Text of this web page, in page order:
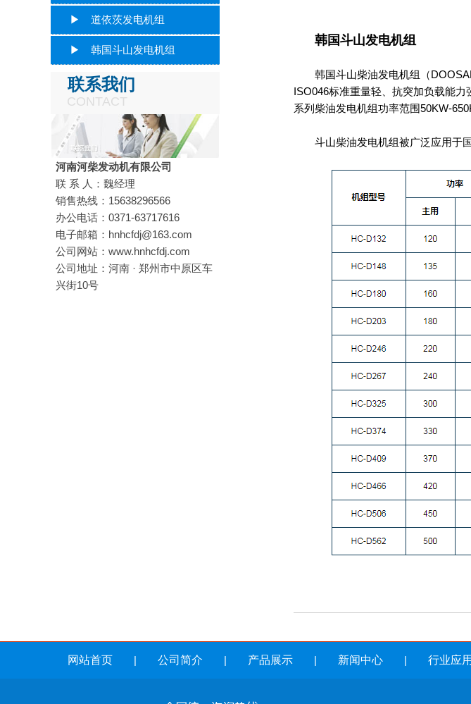
韩国斗山发电机组
韩国斗山柴油发电机组（
ISO046标准重量轻、抗突加负载能
系列柴油发电机组功率范围50KW-
斗山柴油发电机组被广泛应用于国
▶ 道依茨发电机组
▶ 韩国斗山发电机组
联系我们
CONTACT
河南河柴发动机有限公司
联 系 人：魏经理
销售热线：15638296566
办公电话：0371-63717616
电子邮箱：hnhcfdj@163.com
公司网站：www.hnhcfdj.com
公司地址：河南 · 郑州市中原区车
兴街10号
网站首页 | 公司简介 | 产品展示 | 新闻中心 | 行业应用